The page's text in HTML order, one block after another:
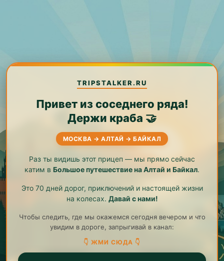
TRIPSTALKER.RU
Привет из соседнего ряда!
Держи краба 🤝
МОСКВА → АЛТАЙ → БАЙКАЛ
Раз ты видишь этот прицеп — мы прямо сейчас
катим в Большое путешествие на Алтай и Байкал.
Это 70 дней дорог, приключений и настоящей жизни
на колесах. Давай с нами!
Чтобы следить, где мы окажемся сегодня вечером и что
увидим в дороге, запрыгивай в канал:
👇 ЖМИ СЮДА 👇